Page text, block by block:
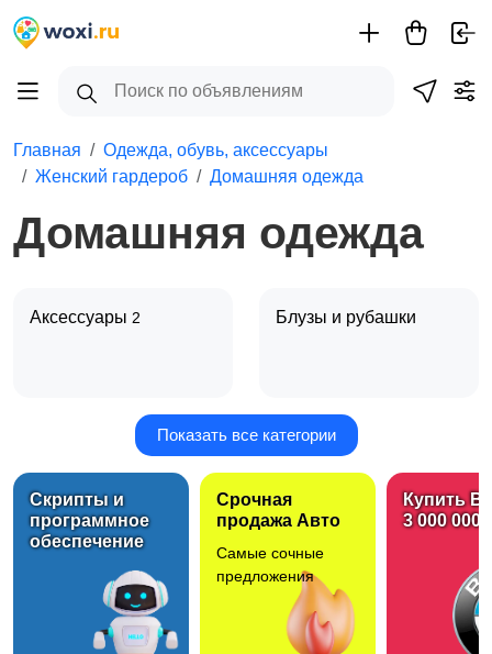
Главная
Одежда, обувь, аксессуары
Женский гардероб
Домашняя одежда
Домашняя одежда
Аксессуары 2 Блузы и рубашки
Будущим мамам Верхняя одежда
Головные уборы Домашняя одежда
Показать все категории
Скрипты и
программное
обеспечение
Срочная
продажа Авто
Самые сочные
предложения
Купить
3 000 000